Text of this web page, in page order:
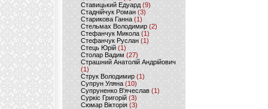
Ставицький Едуард (9)
Стаднійчук Роман(3)
Старикова Ганна (1)
Стельмах Володимир(2)
Стефанчук Микола (1)
Стефанчук Руслан (1)
Стець Юрій (1)
Столар Вадим(27)
Страшний Анатолій Андрійович
(1)
Струк Володимир (1)
Супрун Уляна (10)
Супруненко В'ячеслав (1)
Суркіс Григорій (3)
Сюмар Вікторія (3)